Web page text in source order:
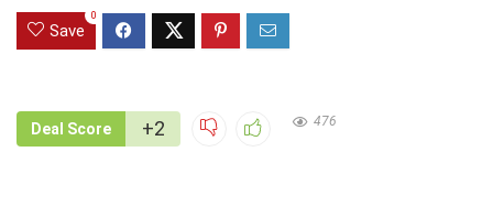
Save
0
Deal Score +2 476